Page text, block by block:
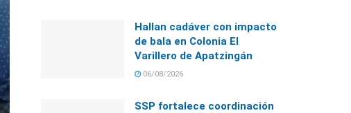
Hallan cadáver con impacto
de bala en Colonia El
Varillero de Apatzingán
06/08/2026
SSP fortalece coordinación